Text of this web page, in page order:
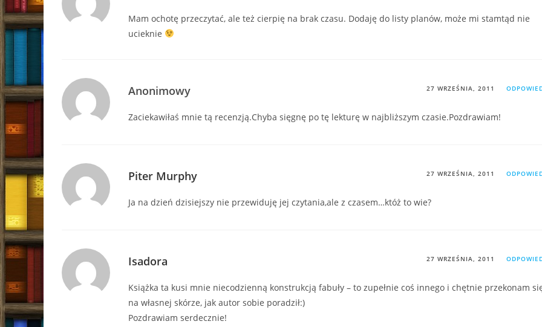
Mam ochotę przeczytać, ale też cierpię na brak czasu. Dodaję do listy planów, może mi stamtąd nie
ucieknie
Anonimowy 27 WRZEŚNIA, 2011
Zaciekawiłaś mnie tą recenzją.Chyba sięgnę po tę lekturę w najbliższym czasie.Pozdrawiam!
Piter Murphy 27 WRZEŚNIA, 2011
Ja na dzień dzisiejszy nie przewiduję jej czytania,ale z czasem…któż to wie?
Isadora 27 WRZEŚNIA, 2011
Książka ta kusi mnie niecodzienną konstrukcją fabuły – to zupełnie coś innego i chętnie przekonam
na własnej skórze, jak autor sobie poradził:)
Pozdrawiam serdecznie!